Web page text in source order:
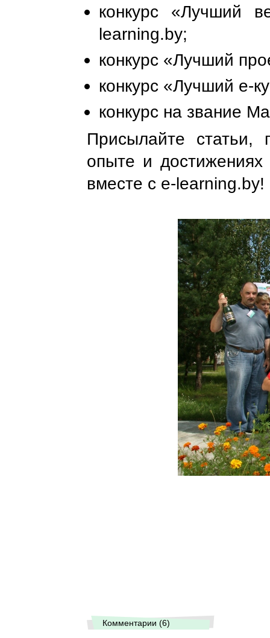
конкурс «Лучший
learning.by;
конкурс «Лучший
конкурс «Лучший е-
конкурс на звание
Присылайте статьи,
опыте и достижениях
вместе с e-learning.by!
Комментарии (6)